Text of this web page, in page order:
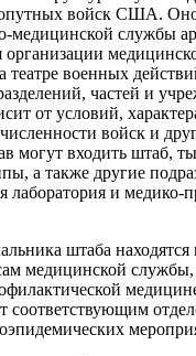
войск США.
медицинской службы
организации
театре военных
частей и
от условий,
войск и
могут входить штаб,
а также другие
лаборатория и медико-
штаба
медицинской
соответствующим